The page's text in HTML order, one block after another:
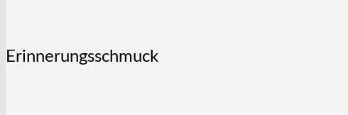
Erinnerungsschmuck